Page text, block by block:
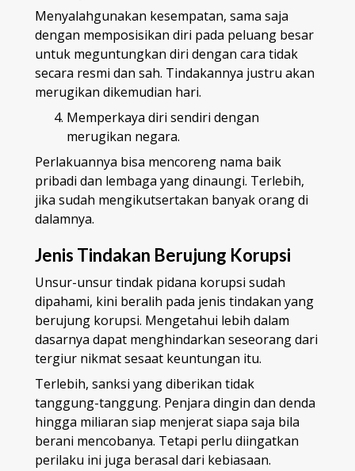
Menyalahgunakan kesempatan, sama saja
dengan memposisikan diri pada peluang besar
untuk meguntungkan diri dengan cara tidak
secara resmi dan sah. Tindakannya justru akan
merugikan dikemudian hari.
Memperkaya diri sendiri dengan
merugikan negara.
Perlakuannya bisa mencoreng nama baik
pribadi dan lembaga yang dinaungi. Terlebih,
jika sudah mengikutsertakan banyak orang di
dalamnya.
Jenis Tindakan Berujung Korupsi
Unsur-unsur tindak pidana korupsi sudah
dipahami, kini beralih pada jenis tindakan yang
berujung korupsi. Mengetahui lebih dalam
dasarnya dapat menghindarkan seseorang dari
tergiur nikmat sesaat keuntungan itu.
Terlebih, sanksi yang diberikan tidak
tanggung-tanggung. Penjara dingin dan denda
hingga miliaran siap menjerat siapa saja bila
berani mencobanya. Tetapi perlu diingatkan
perilaku ini juga berasal dari kebiasaan.